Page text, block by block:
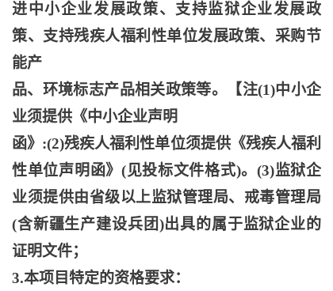
进中小企业发展政策、支持监狱企业发展政
策、支持残疾人福利性单位发展政策、采购节
能产
品、环境标志产品相关政策等。【注(1)中小企
业须提供《中小企业声明
函》 :(2)残疾人福利性单位须提供《残疾人福利
性单位声明函》(见投标文件格式)。(3)监狱企
业须提供由省级以上监狱管理局、戒毒管理局
(含新疆生产建设兵团)出具的属于监狱企业的
证明文件；
3.本项目特定的资格要求：